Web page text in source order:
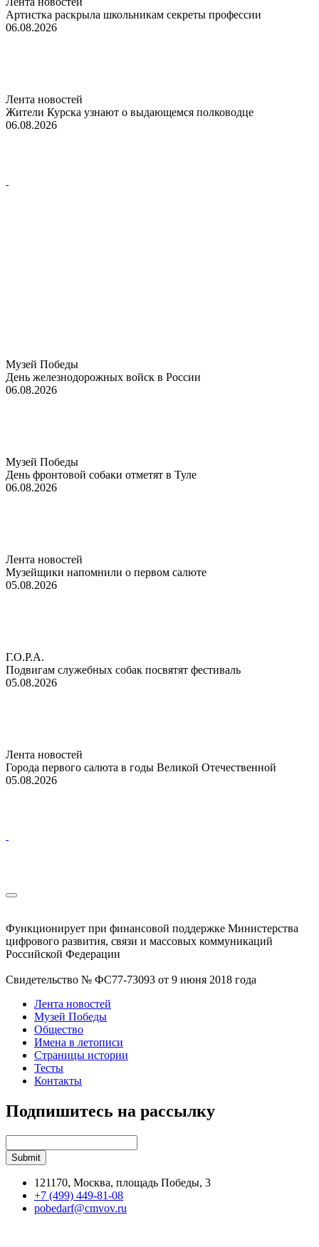
Артистка раскрыла школьникам секреты профессии
06.08.2026
Лента новостей
Жители Курска узнают о выдающемся полководце
06.08.2026
Музей Победы
День железнодорожных войск в России
06.08.2026
Музей Победы
День фронтовой собаки отметят в Туле
06.08.2026
Лента новостей
Музейщики напомнили о первом салюте
05.08.2026
Г.О.Р.А.
Подвигам служебных собак посвятят фестиваль
05.08.2026
Лента новостей
Города первого салюта в годы Великой Отечественной
05.08.2026
Функционирует при финансовой поддержке Министерства
цифрового развития, связи и массовых коммуникаций
Российской Федерации
Свидетельство № ФС77-73093 от 9 июня 2018 года
Лента новостей
Музей Победы
Общество
Имена в летописи
Страницы истории
Тесты
Контакты
Подпишитесь на рассылку
121170, Москва, площадь Победы, 3
+7 (499) 449-81-08
pobedarf@cmvov.ru